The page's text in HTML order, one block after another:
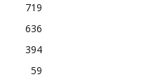
719
636
394
59